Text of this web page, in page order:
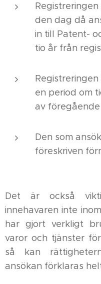
den dag då
in till Patent-
tio år från
en period om
av
Den som
föreskriven
Det är också
innehavaren inte
har gjort verkligt
varor och tjänster
så kan
ansökan förklaras